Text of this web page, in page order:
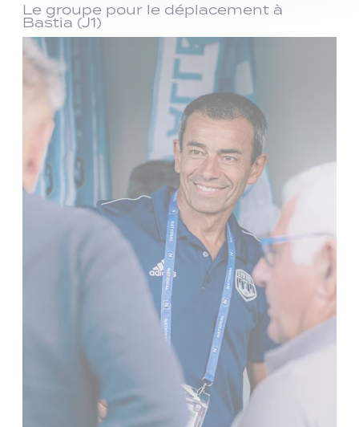
Le groupe pour le déplacement à
Bastia (J1)